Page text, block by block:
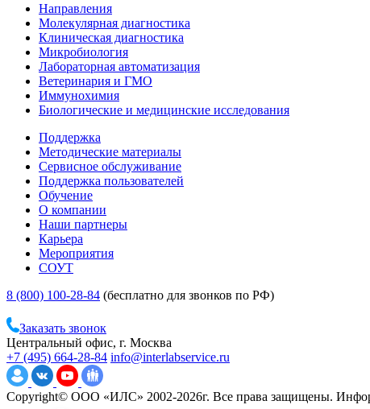
Направления
Молекулярная диагностика
Клиническая диагностика
Микробиология
Лабораторная автоматизация
Ветеринария и ГМО
Иммунохимия
Биологические и медицинские исследования
Поддержка
Методические материалы
Сервисное обслуживание
Поддержка пользователей
Обучение
О компании
Наши партнеры
Карьера
Мероприятия
СОУТ
8 (800) 100-28-84 (бесплатно для звонков по РФ)
Заказать звонок
Центральный офис, г. Москва
+7 (495) 664-28-84 info@interlabservice.ru
Copyright© ООО «ИЛС» 2002-2026г. Все права защищены.